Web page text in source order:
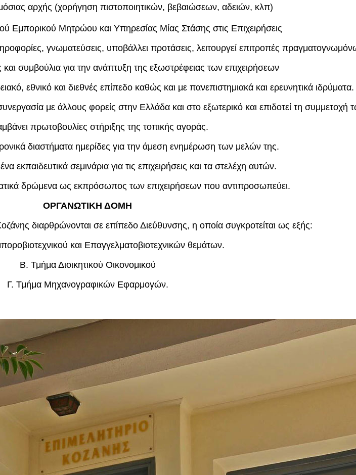
αρχής (χορήγηση πιστοποιητικών, βεβαιώσεων, αδειών, κλπ)
Εμπορικού Μητρώου και Υπηρεσίας Μίας Στάσης στις Επιχειρήσεις
γνωματεύσεις, υποβάλλει προτάσεις, λειτουργεί επιτροπές
και συμβούλια για την ανάπτυξη της εξωστρέφειας των επιχειρήσεων
εθνικό και διεθνές επίπεδο καθώς και με πανεπιστημιακά και ερευνητικά ιδρύματα.
με άλλους φορείς στην Ελλάδα και στο εξωτερικό και επιδοτεί τη συμμετοχή
πρωτοβουλίες στήριξης της τοπικής αγοράς.
διαστήματα ημερίδες για την άμεση ενημέρωση των μελών της.
εκπαιδευτικά σεμινάρια για τις επιχειρήσεις και τα στελέχη αυτών.
δρώμενα ως εκπρόσωπος των επιχειρήσεων που αντιπροσωπεύει.
ΟΡΓΑΝΩΤΙΚΗ ΔΟΜΗ
διαρθρώνονται σε επίπεδο Διεύθυνσης, η οποία συγκροτείται ως εξής:
και Επαγγελματοβιοτεχνικών θεμάτων.
Β. Τμήμα Διοικητικού Οικονομικού
Γ. Τμήμα Μηχανογραφικών Εφαρμογών.